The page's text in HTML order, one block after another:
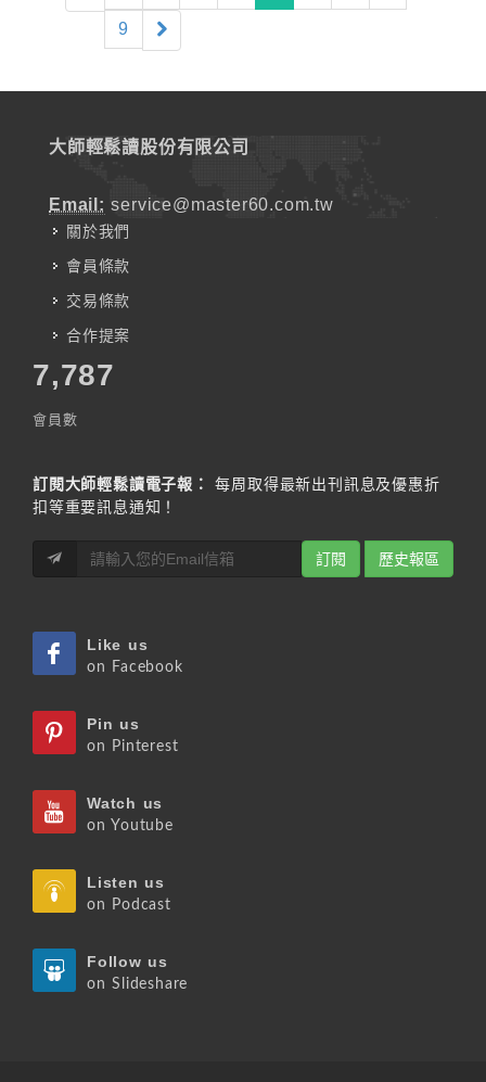
9
大師輕鬆讀股份有限公司
Email: service@master60.com.tw
關於我們
會員條款
交易條款
合作提案
7,787
會員數
訂閱大師輕鬆讀電子報：
每周取得最新出刊訊息及優惠折
扣等重要訊息通知！
訂閱 歷史報區
Like us
on Facebook
Pin us
on Pinterest
Watch us
on Youtube
Listen us
on Podcast
Follow us
on Slideshare